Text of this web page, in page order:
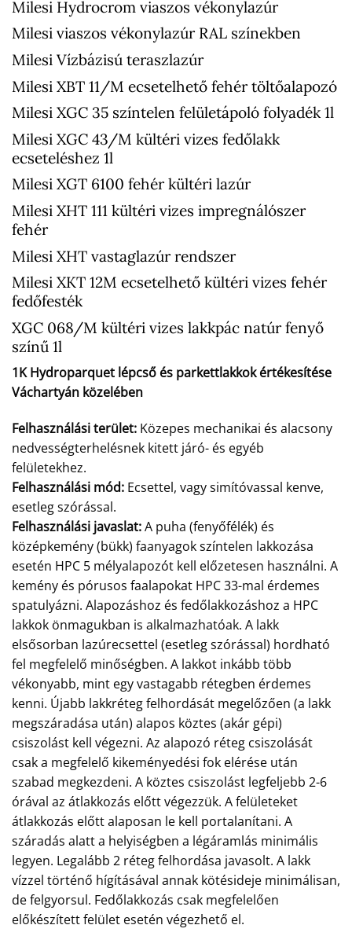
Milesi Hydrocrom viaszos vékonylazúr
Milesi viaszos vékonylazúr RAL színekben
Milesi Vízbázisú teraszlazúr
Milesi XBT 11/M ecsetelhető fehér töltőalapozó
Milesi XGC 35 színtelen felületápoló folyadék 1l
Milesi XGC 43/M kültéri vizes fedőlakk
ecseteléshez 1l
Milesi XGT 6100 fehér kültéri lazúr
Milesi XHT 111 kültéri vizes impregnálószer
fehér
Milesi XHT vastaglazúr rendszer
Milesi XKT 12M ecsetelhető kültéri vizes fehér
fedőfesték
XGC 068/M kültéri vizes lakkpác natúr fenyő
színű 1l
1K Hydroparquet lépcső és parkettlakkok értékesítése
Váchartyán közelében
Felhasználási terület: Közepes mechanikai és alacsony
nedvességterhelésnek kitett járó- és egyéb
felületekhez.
Felhasználási mód: Ecsettel, vagy simítóvassal kenve,
esetleg szórással.
Felhasználási javaslat:A puha (fenyőfélék) és
középkemény (bükk) faanyagok színtelen lakkozása
esetén HPC 5 mélyalapozót kell előzetesen használni. A
kemény és pórusos faalapokat HPC 33-mal érdemes
spatulyázni. Alapozáshoz és fedőlakkozáshoz a HPC
lakkok önmagukban is alkalmazhatóak. A lakk
elsősorban lazúrecsettel (esetleg szórással) hordható
fel megfelelő minőségben. A lakkot inkább több
vékonyabb, mint egy vastagabb rétegben érdemes
kenni. Újabb lakkréteg felhordását megelőzően (a lakk
megszáradása után) alapos köztes (akár gépi)
csiszolást kell végezni. Az alapozó réteg csiszolását
csak a megfelelő kikeményedési fok elérése után
szabad megkezdeni. A köztes csiszolást legfeljebb 2-6
órával az átlakkozás előtt végezzük. A felületeket
átlakkozás előtt alaposan le kell portalanítani. A
száradás alatt a helyiségben a légáramlás minimális
legyen. Legalább 2 réteg felhordása javasolt. A lakk
vízzel történő hígításával annak kötésideje minimálisan,
de felgyorsul. Fedőlakkozás csak megfelelően
előkészített felület esetén végezhető el.